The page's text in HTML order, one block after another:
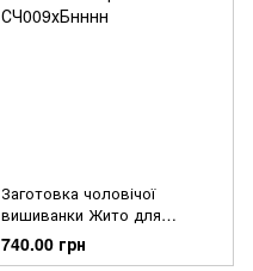
Заготовка чоловічої
вишиванки Жито для
вишивки бісером і нитками
СЧ009хБнннн
740.00 грн